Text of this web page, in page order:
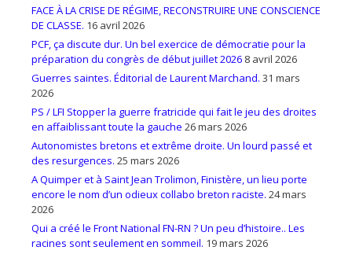
FACE À LA CRISE DE RÉGIME, RECONSTRUIRE UNE CONSCIENCE
DE CLASSE. 16 avril 2026
PCF, ça discute dur. Un bel exercice de démocratie pour la
préparation du congrès de début juillet 2026 8 avril 2026
Guerres saintes. Éditorial de Laurent Marchand. 31 mars
2026
PS / LFI Stopper la guerre fratricide qui fait le jeu des droites
en affaiblissant toute la gauche 26 mars 2026
Autonomistes bretons et extrême droite. Un lourd passé et
des resurgences. 25 mars 2026
A Quimper et à Saint Jean Trolimon, Finistère, un lieu porte
encore le nom d’un odieux collabo breton raciste. 24 mars
2026
Qui a créé le Front National FN-RN ? Un peu d’histoire.. Les
racines sont seulement en sommeil. 19 mars 2026